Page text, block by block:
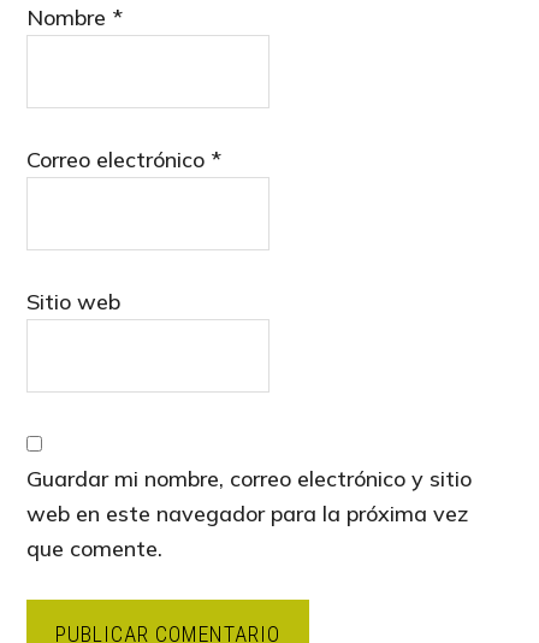
Nombre *
Correo electrónico *
Sitio web
Guardar mi nombre, correo electrónico y sitio
web en este navegador para la próxima vez
que comente.